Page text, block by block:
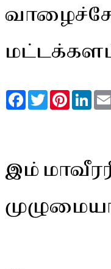
FacebookTwitterPinterest
இம்